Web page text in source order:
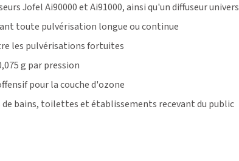
Jofel Ai90000 et Ai91000, ainsi qu'un diffuseur
toute pulvérisation longue ou continue
les pulvérisations fortuites
g par pression
pour la couche d'ozone
de bains, toilettes et établissements recevant du public